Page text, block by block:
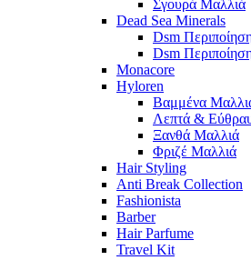
Σγουρά Μαλλιά
Dead Sea Minerals
Dsm
Dsm
Monacore
Hyloren
Βαμμένα
Λεπτά &
Ξανθά Μαλλιά
Φριζέ Μαλλιά
Hair Styling
Anti Break Collection
Fashionista
Barber
Hair Parfume
Travel Kit